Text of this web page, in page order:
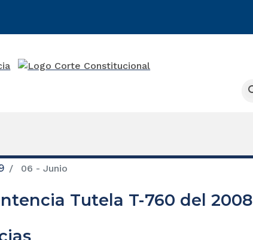
06 - Junio
Tutela T-760 del 2008